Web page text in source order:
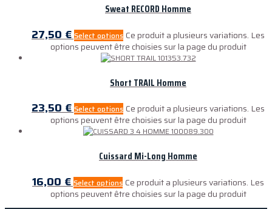
Sweat RECORD Homme
27,50 € Select options Ce produit a plusieurs variations. Les
options peuvent être choisies sur la page du produit
Short TRAIL Homme
23,50€ Select options Ce produit a plusieurs variations. Les
options peuvent être choisies sur la page du produit
Cuissard Mi-Long Homme
16,00 € Select options Ce produit a plusieurs variations. Les
options peuvent être choisies sur la page du produit